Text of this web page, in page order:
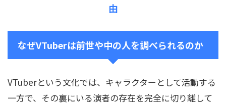
由
なぜVTuberは前世や中の人を調べられるのか
VTuberという文化では、キャラクターとして活動する
一方で、その裏にいる演者の存在を完全に切り離して